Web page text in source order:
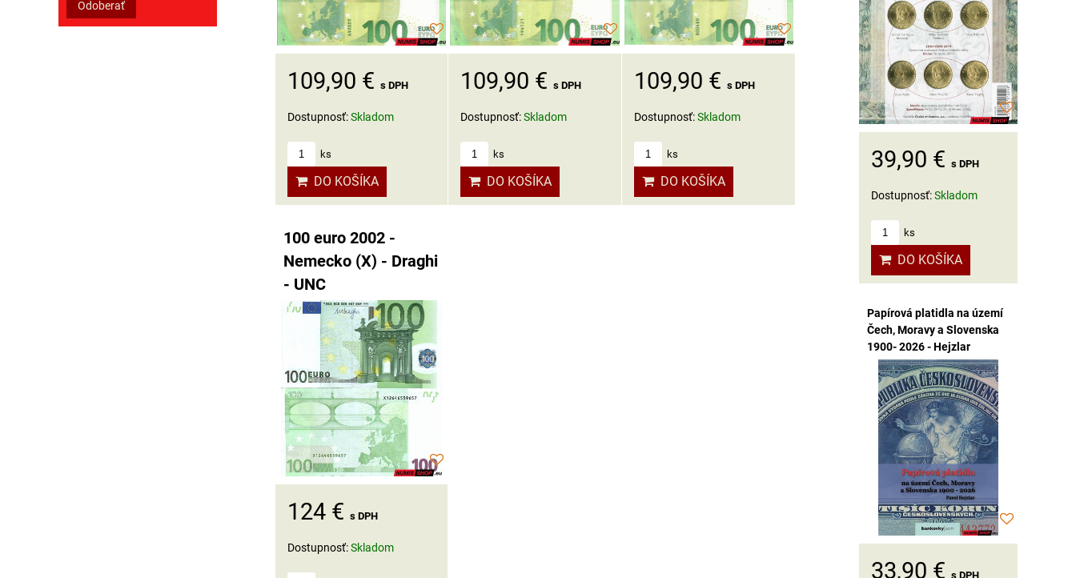
109,90 € s DPH
Dostupnosť:Skladom
ks
DO KOŠÍKA
109,90 €s DPH
Dostupnosť:Skladom
ks
DO KOŠÍKA
109,90 €s DPH
Dostupnosť:Skladom
ks
DO KOŠÍKA
100 euro 2002 -
Nemecko (X) - Draghi
- UNC
124 € s DPH
Dostupnosť:Skladom
Odoberať
39,90 € s DPH
Dostupnosť:Skladom
ks
DO KOŠÍKA
Papírová platidla na území
Čech, Moravy a Slovenska
1900- 2026 - Hejzlar
33,90 € s DPH